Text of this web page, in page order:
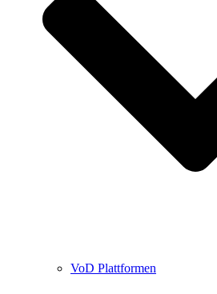
VoD Plattformen